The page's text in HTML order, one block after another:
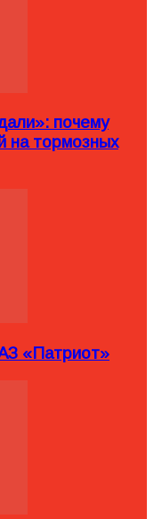
почему
на тормозных
«Патриот»